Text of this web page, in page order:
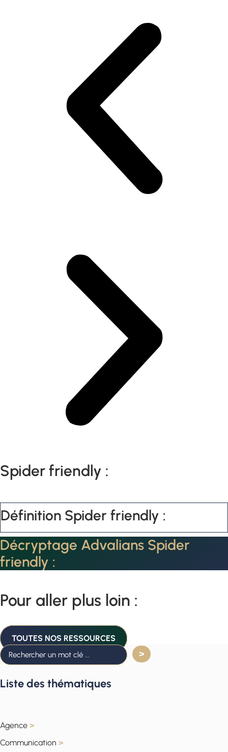
Spider friendly :
Définition Spider friendly :
Décryptage Advalians Spider
friendly :
Pour aller plus loin :
TOUTES NOS RESSOURCES
Liste des thématiques
Agence >
Communication >